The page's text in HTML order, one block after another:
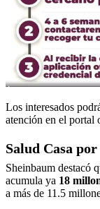
Los interesados
atención en el portal
Salud Casa
Sheinbaum destacó
acumula ya 18
a más de 11.5